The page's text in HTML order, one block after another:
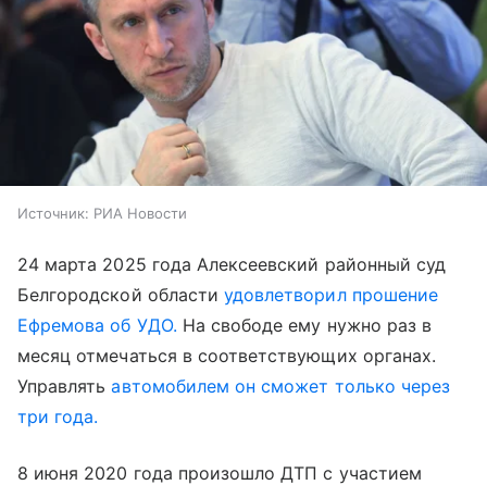
Источник: РИА Новости
24 марта 2025 года Алексеевский районный суд
Белгородской областиудовлетворил прошение
Ефремова об УДО. На свободе ему нужно раз в
месяц отмечаться в соответствующих органах.
Управлятьавтомобилем он сможет только через
три года.
8 июня 2020 года произошло ДТП с участием